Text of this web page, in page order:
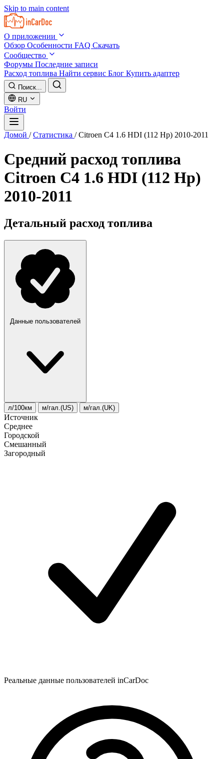
Skip to main content
О приложении
Обзор Особенности FAQ Скачать
Сообщество
Форумы Последние записи
Расход топлива Найти сервис Блог Купить адаптер
Поиск...
RU
Войти
Домой / Статистика / Citroen C4 1.6 HDI (112 Hp) 2010-2011
Средний расход топлива
Citroen C4 1.6 HDI (112 Hp)
2010-2011
Детальный расход топлива
Данные пользователей
л/100км м/гал.(US) м/гал.(UK)
Источник
Среднее
Городской
Смешанный
Загородный
Реальные данные пользователей inCarDoc